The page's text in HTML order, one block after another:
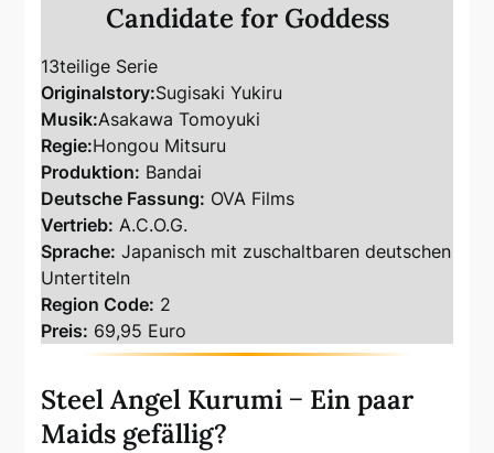
Candidate for Goddess
13teilige Serie
Originalstory:Sugisaki Yukiru
Musik:Asakawa Tomoyuki
Regie:Hongou Mitsuru
Produktion: Bandai
Deutsche Fassung: OVA Films
Vertrieb: A.C.O.G.
Sprache: Japanisch mit zuschaltbaren deutschen
Untertiteln
Region Code: 2
Preis: 69,95 Euro
Steel Angel Kurumi − Ein paar
Maids gefällig?